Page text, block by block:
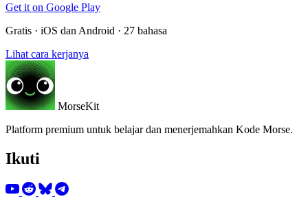
Get it on Google Play
Gratis · iOS dan Android · 27 bahasa
Lihat cara kerjanya
MorseKit
Platform premium untuk belajar dan menerjemahkan Kode Morse.
Ikuti